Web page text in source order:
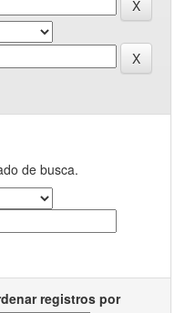
de busca.
registros por